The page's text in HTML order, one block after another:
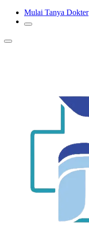
Mulai Tanya Dokter